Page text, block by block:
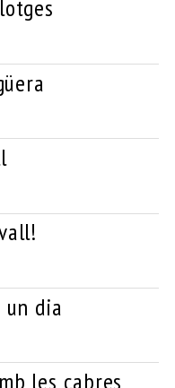
dia
les cabres